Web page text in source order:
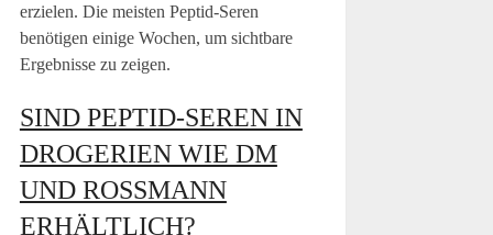
erzielen. Die meisten Peptid-Seren
benötigen einige Wochen, um sichtbare
Ergebnisse zu zeigen.
SIND PEPTID-SEREN IN
DROGERIEN WIE DM
UND ROSSMANN
ERHÄLTLICH?